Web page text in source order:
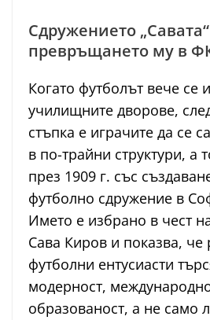
Сдружението
превръщането му в
Когато футболът вече се
училищните дворове,
стъпка е играчите да се
в по-трайни структури, а
през 1909 г. със
футболно сдружение в
Името е избрано в чест
Сава Киров и показва, че
футболни ентусиасти
модерност,
образованост, а не само